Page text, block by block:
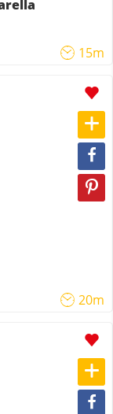
15m
20m